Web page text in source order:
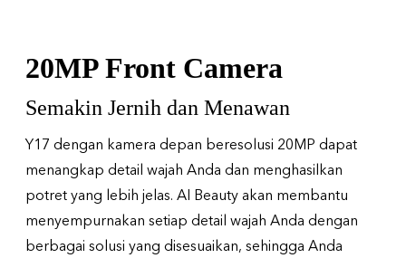
20MP Front Camera
Semakin Jernih dan Menawan
Y17 dengan kamera depan beresolusi 20MP dapat
menangkap detail wajah Anda dan menghasilkan
potret yang lebih jelas. AI Beauty akan membantu
menyempurnakan setiap detail wajah Anda dengan
berbagai solusi yang disesuaikan, sehingga Anda